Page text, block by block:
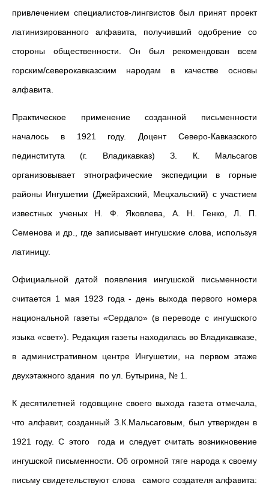
привлечением специалистов-лингвистов был принят проект
латинизированного алфавита, получивший одобрение со
стороны общественности. Он был рекомендован всем
горским/северокавказским народам в качестве основы
алфавита.
Практическое применение созданной письменности
началось в 1921 году. Доцент Северо-Кавказского
пединститута (г. Владикавказ) З. К. Мальсагов
организовывает этнографические экспедиции в горные
районы Ингушетии (Джейрахский, Мецхальский) с участием
известных ученых Н. Ф. Яковлева, А. Н. Генко, Л. П.
Семенова и др., где записывает ингушские слова, используя
латиницу.
Официальной датой появления ингушской письменности
считается 1 мая 1923 года - день выхода первого номера
национальной газеты «Сердало» (в переводе с ингушского
языка «свет»). Редакция газеты находилась во Владикавказе,
в административном центре Ингушетии, на первом этаже
двухэтажного здания по ул. Бутырина, № 1.
К десятилетней годовщине своего выхода газета отмечала,
что алфавит, созданный З.К.Мальсаговым, был утвержден в
1921 году. С этого года и следует считать возникновение
ингушской письменности. Об огромной тяге народа к своему
письму свидетельствуют слова самого создателя алфавита: